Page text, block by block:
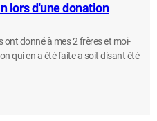
lors d'une donation
ont donné à mes 2 frères et moi-
qui en a été faite a soit disant été